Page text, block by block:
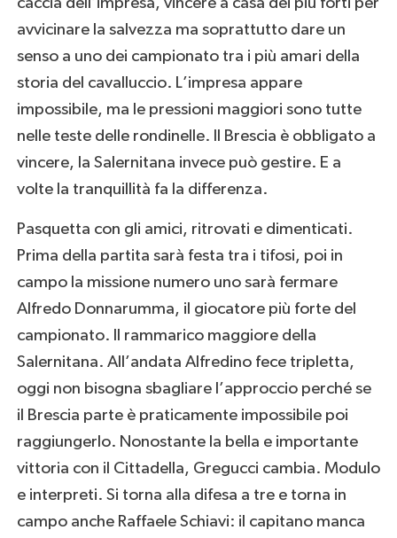
avvicinare la salvezza ma soprattutto dare un
senso a uno dei campionato tra i più amari della
storia del cavalluccio. L’impresa appare
impossibile, ma le pressioni maggiori sono tutte
nelle teste delle rondinelle. Il Brescia è obbligato a
vincere, la Salernitana invece può gestire. E a
volte la tranquillità fa la differenza.
Pasquetta con gli amici, ritrovati e dimenticati.
Prima della partita sarà festa tra i tifosi, poi in
campo la missione numero uno sarà fermare
Alfredo Donnarumma, il giocatore più forte del
campionato. Il rammarico maggiore della
Salernitana. All’andata Alfredino fece tripletta,
oggi non bisogna sbagliare l’approccio perché se
il Brescia parte è praticamente impossibile poi
raggiungerlo. Nonostante la bella e importante
vittoria con il Cittadella, Gregucci cambia. Modulo
e interpreti. Si torna alla difesa a tre e torna in
campo anche Raffaele Schiavi: il capitano manca